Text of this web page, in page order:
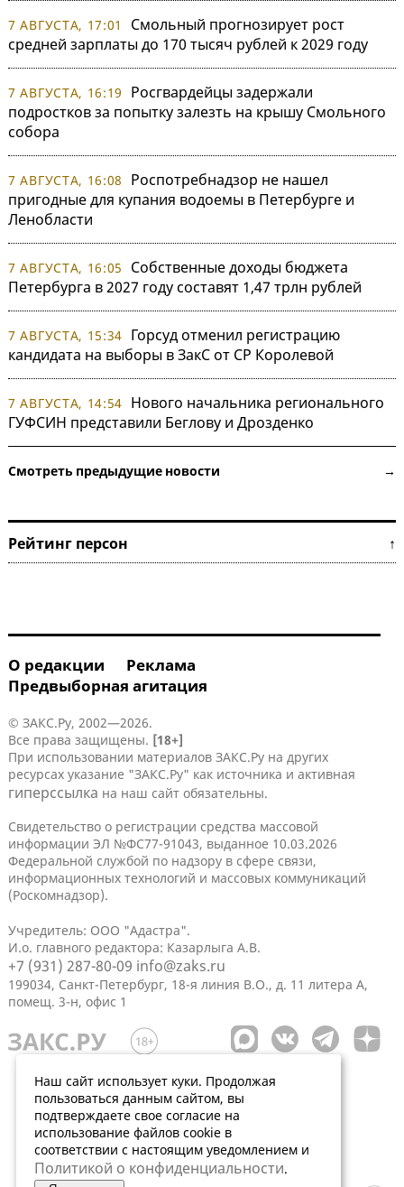
7 АВГУСТА, 17:01
Смольный прогнозирует рост
средней зарплаты до 170 тысяч рублей к 2029 году
7 АВГУСТА, 16:19
Росгвардейцы задержали
подростков за попытку залезть на крышу Смольного
собора
7 АВГУСТА, 16:08
Роспотребнадзор не нашел
пригодные для купания водоемы в Петербурге и
Ленобласти
7 АВГУСТА, 16:05
Собственные доходы бюджета
Петербурга в 2027 году составят 1,47 трлн рублей
7 АВГУСТА, 15:34 Горсуд отменил регистрацию
кандидата на выборы в ЗакС от СР Королевой
7 АВГУСТА, 14:54 Нового начальника регионального
ГУФСИН представили Беглову и Дрозденко
Смотреть предыдущие новости →
Рейтинг персон ↑
О редакции
Реклама
Предвыборная агитация
© ЗАКС.Ру, 2002—2026.
Все права защищены. [18+]
При использовании материалов ЗАКС.Ру на других
ресурсах указание "ЗАКС.Ру" как источника и активная
гиперссылка на наш сайт обязательны.
Свидетельство о регистрации средства массовой
информации ЭЛ №ФС77-91043, выданное 10.03.2026
Федеральной службой по надзору в сфере связи,
информационных технологий и массовых коммуникаций
(Роскомнадзор).
Учредитель: ООО "Адастра".
И.о. главного редактора: Казарлыга А.В.
+7 (931) 287-80-09 info@zaks.ru
199034, Санкт-Петербург, 18-я линия В.О., д. 11 литера А,
помещ. 3-н, офис 1
Наш сайт использует куки. Продолжая
пользоваться данным сайтом, вы
подтверждаете свое согласие на
использование файлов cookie в
соответствии с настоящим уведомлением и
Политикой о конфиденциальности.